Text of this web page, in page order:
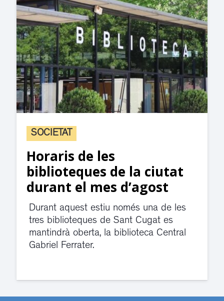
SOCIETAT
Horaris de les
biblioteques de la ciutat
durant el mes d’agost
Durant aquest estiu només una de les
tres biblioteques de Sant Cugat es
mantindrà oberta, la biblioteca Central
Gabriel Ferrater.